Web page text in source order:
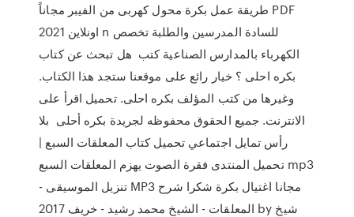
طريقة عمل بكرة محول كهربى من الفيبر مجاناً PDF
اونلاين 2021 n للسادة المدرسين والطلبة تخصص
الكهرباء بالمدارس الصناعية كتب هل تبحث عن كتاب
بكره احلى ؟ خيار رائع على موقعنا ستجد هذا الكتاب.
وغيرها من كتب المؤلف بكره احلى. تحميل اقرأ على
الانترنت. جميع الحقوق محفوظه لجريدة بكره أحلى بلا
رأس تمايل اجتماعي تحميل كتاب المعلقات السبع |
تحميل المنتدى فقرة الصوت يهزم المعلقات السبع mp3
- تنزيل الموسيقى MP3 مجانا اغتيال بكرة شكرا شرح
المعلقات - الشيخ محمد رشيد - خريف 2017 by شيخ